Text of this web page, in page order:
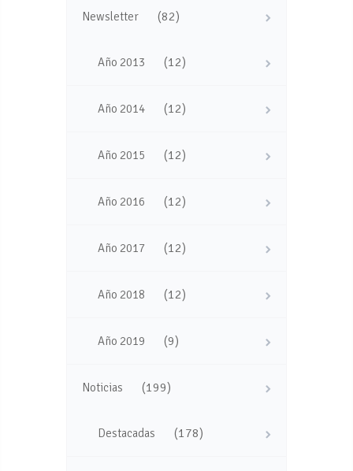
Newsletter (82)
Año 2013 (12)
Año 2014 (12)
Año 2015 (12)
Año 2016 (12)
Año 2017 (12)
Año 2018 (12)
Año 2019 (9)
Noticias (199)
Destacadas (178)